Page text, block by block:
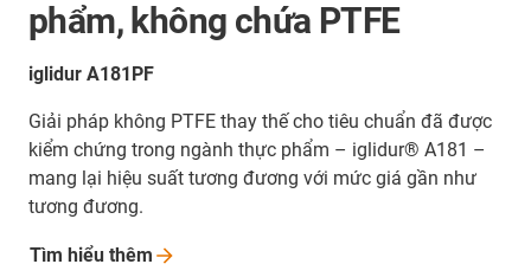
phẩm, không chứa PTFE
iglidur A181PF
Giải pháp không PTFE thay thế cho tiêu chuẩn đã được
kiểm chứng trong ngành thực phẩm – iglidur® A181 –
mang lại hiệu suất tương đương với mức giá gần như
tương đương.
Tìm hiểu thêm